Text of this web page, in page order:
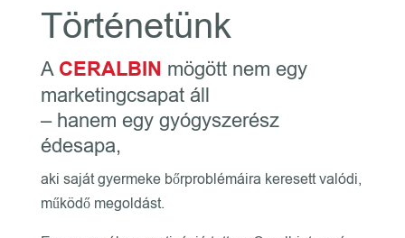
Történetünk
A CERALBIN mögött nem egy
marketingcsapat áll
– hanem egy gyógyszerész
édesapa,
aki saját gyermeke bőrproblémáira keresett valódi,
működő megoldást.